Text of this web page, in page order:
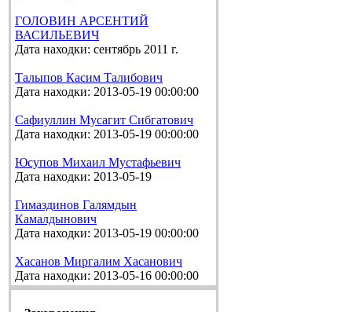
ГОЛОВИН АРСЕНТИЙ
ВАСИЛЬЕВИЧ
Дата находки: сентябрь 2011 г.
Талыпов Касим Талибович
Дата находки: 2013-05-19 00:00:00
Сафиуллин Мусагит Сибгатович
Дата находки: 2013-05-19 00:00:00
Юсупов Михаил Мустафьевич
Дата находки: 2013-05-19
Гимаздинов Галямдын
Камалдынович
Дата находки: 2013-05-19 00:00:00
Хасанов Миргалим Хасанович
Дата находки: 2013-05-16 00:00:00